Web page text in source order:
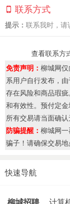
联系方式
提示： 联系我时，请
查看联系方
免责声明： 柳城网
系用户自行发布，
存在风险和商品瑕
和有效性。预付定
所有交易请当面确认
防骗提醒： 柳城网
骗子！请确保交易地
快速导航
柳城招聘 计算